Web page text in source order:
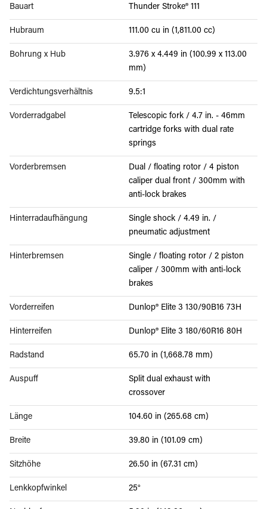
Bauart Thunder Stroke® 111
Hubraum 111.00 cu in (1,811.00 cc)
Bohrung x Hub
3.976 x 4.449 in (100.99 x 113.00
mm)
Verdichtungsverhältnis 9.5:1
Vorderradgabel
Telescopic fork / 4.7 in. - 46mm
cartridge forks with dual rate
springs
Vorderbremsen
Dual / floating rotor / 4 piston
caliper dual front / 300mm with
anti-lock brakes
Hinterradaufhängung
Single shock / 4.49 in. /
pneumatic adjustment
Hinterbremsen
Single / floating rotor / 2 piston
caliper / 300mm with anti-lock
brakes
Vorderreifen Dunlop® Elite 3 130/90B16 73H
Hinterreifen Dunlop® Elite 3 180/60R16 80H
Radstand 65.70 in (1,668.78 mm)
Auspuff
Split dual exhaust with
crossover
Länge 104.60 in (265.68 cm)
Breite 39.80 in (101.09 cm)
Sitzhöhe 26.50 in (67.31 cm)
Lenkkopfwinkel 25°